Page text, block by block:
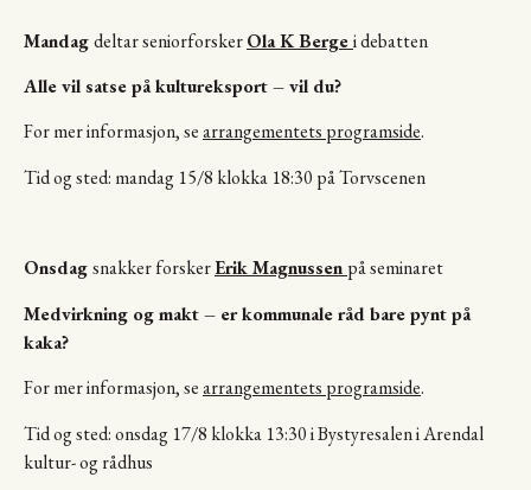
Mandagdeltar seniorforskerOla K Bergei debatten
Alle vil satse på kultureksport – vil du?
For mer informasjon, searrangementets programside.
Tid og sted: mandag 15/8 klokka 18:30 på Torvscenen
Onsdagsnakker forskerErik Magnussen på seminaret
Medvirkning og makt – er kommunale råd bare pynt på
kaka?
For mer informasjon, searrangementets programside.
Tid og sted: onsdag 17/8 klokka 13:30 i Bystyresalen i Arendal
kultur- og rådhus